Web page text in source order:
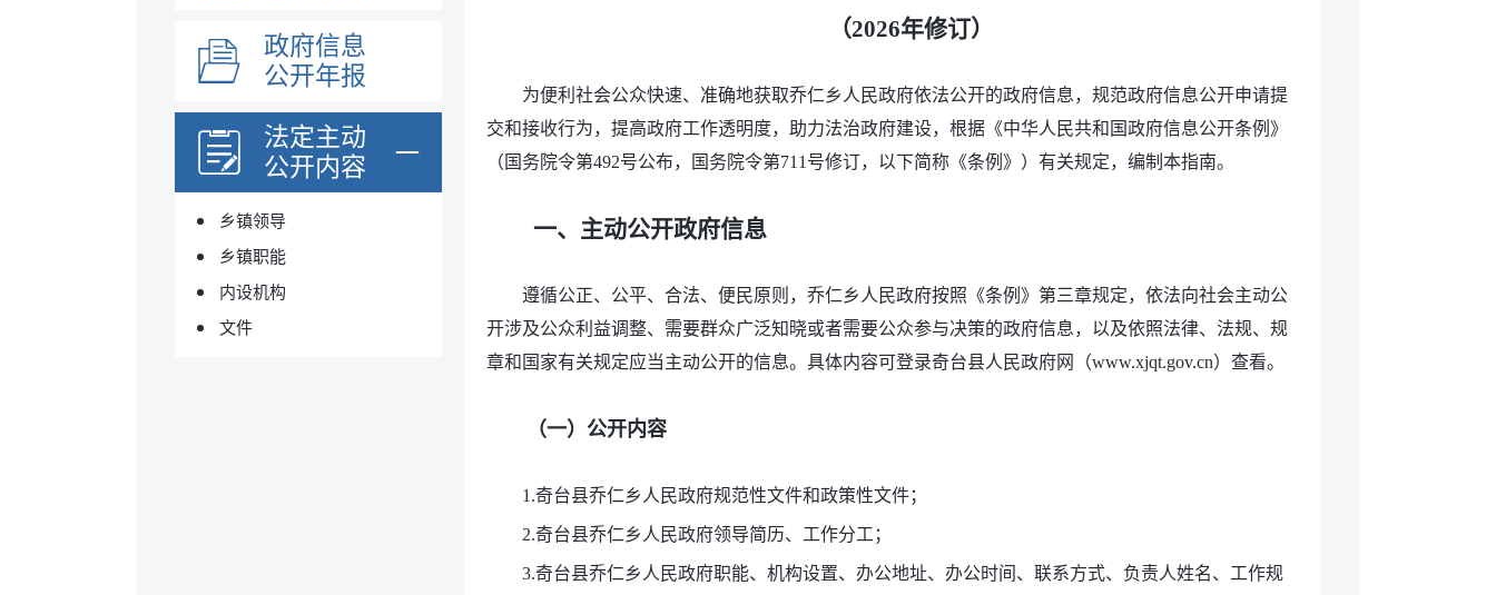
政府信息
公开年报
法定主动
公开内容
乡镇领导
乡镇职能
内设机构
文件
（2026年修订）
为便利社会公众快速、准确地获取乔仁乡人民政府依法公开的政府信息，规范政府信息公开申请提
交和接收行为，提高政府工作透明度，助力法治政府建设，根据《中华人民共和国政府信息公开条例》
（国务院令第492号公布，国务院令第711号修订，以下简称《条例》）有关规定，编制本指南。
一、主动公开政府信息
遵循公正、公平、合法、便民原则，乔仁乡人民政府按照《条例》第三章规定，依法向社会主动公
开涉及公众利益调整、需要群众广泛知晓或者需要公众参与决策的政府信息，以及依照法律、法规、规
章和国家有关规定应当主动公开的信息。具体内容可登录奇台县人民政府网（www.xjqt.gov.cn）查看。
（一）公开内容
1.奇台县乔仁乡人民政府规范性文件和政策性文件；
2.奇台县乔仁乡人民政府领导简历、工作分工；
3.奇台县乔仁乡人民政府职能、机构设置、办公地址、办公时间、联系方式、负责人姓名、工作规